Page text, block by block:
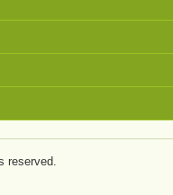
reserved.